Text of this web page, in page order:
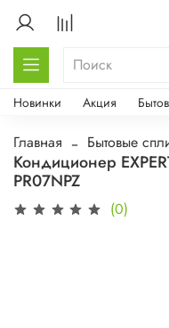
Новинки Акция
Главная Бытовые
Кондиционер
PR07NPZ
(0)